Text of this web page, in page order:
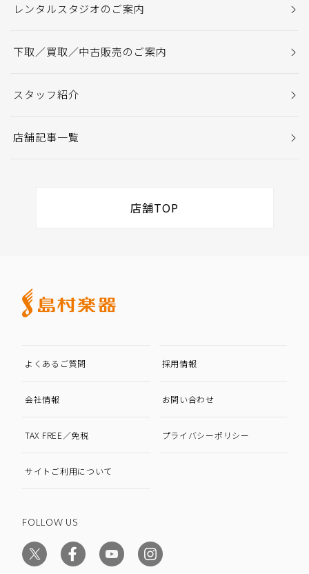
レンタルスタジオのご案内
下取／買取／中古販売のご案内
スタッフ紹介
店舗記事一覧
店舗TOP
よくあるご質問 採用情報
会社情報 お問い合わせ
TAX FREE／免税 プライバシーポリシー
サイトご利用について
FOLLOW US